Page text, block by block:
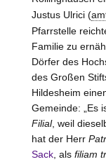
Justus Ulrici (
Pfarrstelle
Familie zu
Dörfer des
des Großen
Hildesheim
Gemeinde: „Es
Filial, weil
hat der Herr
Sack, als filiam